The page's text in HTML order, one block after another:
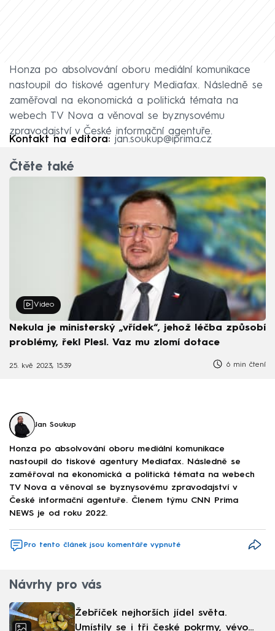
Honza po absolvování oboru mediální komunikace
nastoupil do tiskové agentury Mediafax. Následně se
zaměřoval na ekonomická a politická témata na
webech TV Nova a věnoval se byznysovému
zpravodajství v České informační agentuře.
Kontakt na editora: jan.soukup@iprima.cz
Čtěte také
Video
Nekula je ministerský „vřídek“, jehož léčba způsobí
problémy, řekl Plesl. Vaz mu zlomí dotace
25. kvě 2023, 15:39 6 min čtení
Jan Soukup
Honza po absolvování oboru mediální komunikace
nastoupil do tiskové agentury Mediafax. Následně se
zaměřoval na ekonomická a politická témata na webech
TV Nova a věnoval se byznysovému zpravodajství v
České informační agentuře. Členem týmu CNN Prima
NEWS je od roku 2022.
Pro tento článek jsou komentáře vypnuté
Návrhy pro vás
Žebříček nejhorších jídel světa.
Umístily se i tři české pokrmy, vévodí